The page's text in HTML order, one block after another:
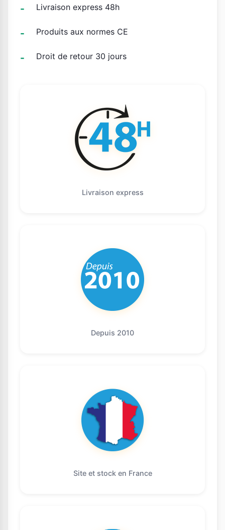
Livraison express 48h
Produits aux normes CE
Droit de retour 30 jours
Livraison express
Depuis 2010
Site et stock en France